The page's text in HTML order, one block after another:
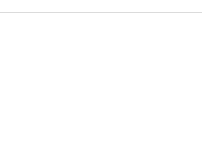
자아가 속절없이 흔들리기 시작하는데.